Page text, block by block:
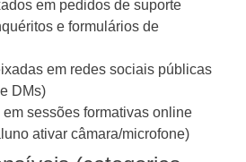
em pedidos de suporte
e formulários de
em redes sociais públicas
DMs)
em sessões formativas online
ativar câmara/microfone)